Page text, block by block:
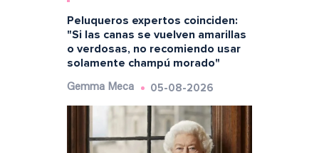
Peluqueros expertos coinciden:
"Si las canas se vuelven amarillas
o verdosas, no recomiendo usar
solamente champú morado"
Gemma Meca 05-08-2026